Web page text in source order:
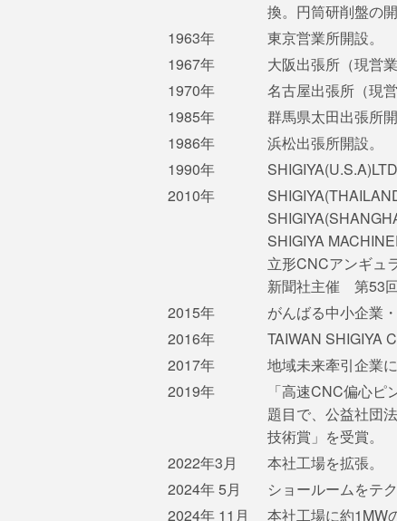
換。円筒研削盤の開
1963年
東京営業所開設。
1967年
大阪出張所（現営業
1970年
名古屋出張所（現
1985年
群馬県太田出張所開
1986年
浜松出張所開設。
1990年
2010年
SHIGIYA
立形CNCアンギュ
新聞社主催 第53回
2015年
がんばる中小企業
2016年
TAIWAN SHIGIYA
2017年
地域未来牽引企業
2019年
「高速CNC偏心
題目で、公益社団
技術賞」を受賞。
2022年3月
本社工場を拡張。
2024年 5月
ショールームをテ
2024年 11月
本社工場に約1MW